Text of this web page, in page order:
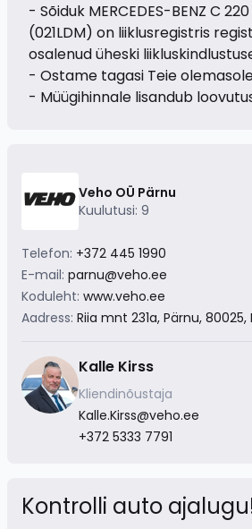
- Sõiduk MERCEDES-BENZ C
(021LDM) on liiklusregistris
osalenud üheski
- Ostame tagasi Teie
- Müügihinnale lisandub
Veho OÜ Pärnu
Kuulutusi: 9
Telefon: +372 445 1990
E-mail: parnu@veho.ee
Koduleht: www.veho.ee
Aadress: Riia mnt 231a, Pärnu,
Kalle Kirss
Kliendinõustaja
Kalle.Kirss@veho.ee
+372 5333 7791
Kontrolli auto